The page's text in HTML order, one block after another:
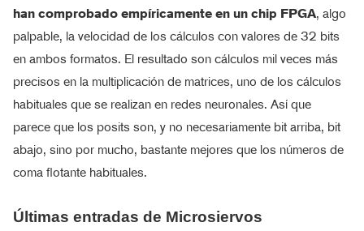
han comprobado empíricamente en un chip FPGA, algo
palpable, la velocidad de los cálculos con valores de 32 bits
en ambos formatos. El resultado son cálculos mil veces más
precisos en la multiplicación de matrices, uno de los cálculos
habituales que se realizan en redes neuronales. Así que
parece que los posits son, y no necesariamente bit arriba, bit
abajo, sino por mucho, bastante mejores que los números de
coma flotante habituales.
Últimas entradas de Microsiervos